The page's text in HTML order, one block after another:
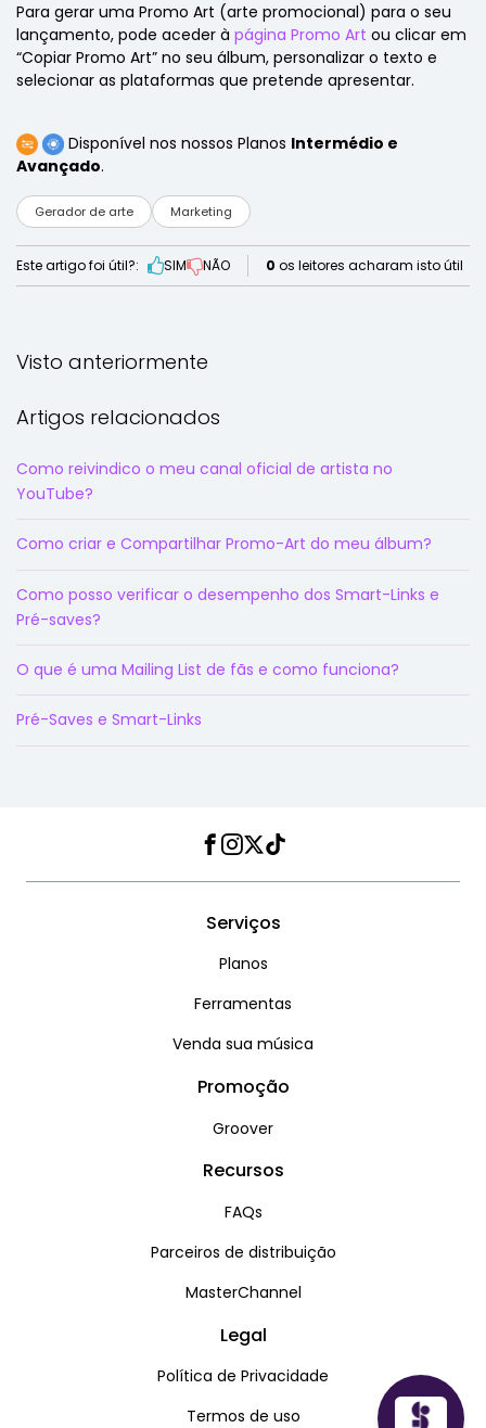
Para gerar uma Promo Art (arte promocional) para o seu
lançamento, pode aceder à página Promo Art ou clicar em
“Copiar Promo Art” no seu álbum, personalizar o texto e
selecionar as plataformas que pretende apresentar.
Disponível nos nossos Planos Intermédio e
Avançado.
Gerador de arte Marketing
Este artigo foi útil?: SIM NÃO 0 os leitores acharam isto útil
Visto anteriormente
Artigos relacionados
Como reivindico o meu canal oficial de artista no
YouTube?
Como criar e Compartilhar Promo-Art do meu álbum?
Como posso verificar o desempenho dos Smart-Links e
Pré-saves?
O que é uma Mailing List de fãs e como funciona?
Pré-Saves e Smart-Links
Facebook
Instagram
Twitter
TikTok
Serviços
Planos
Ferramentas
Venda sua música
Promoção
Groover
Recursos
FAQs
Parceiros de distribuição
MasterChannel
Legal
Política de Privacidade
Termos de uso